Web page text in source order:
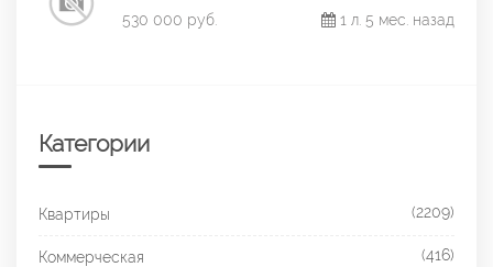
530 000 руб.
1 л. 5 мес. назад
Категории
Квартиры (2209)
Коммерческая (416)